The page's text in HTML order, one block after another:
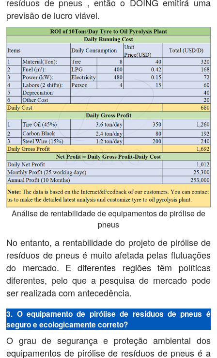
previsão de lucro viável.
Análise de rentabilidade de equipamentos de pirólise de
pneus
No entanto, a rentabilidade do projeto de pirólise de
resíduos de pneus é muito afetada pelas flutuações
do mercado. E diferentes regiões têm políticas
diferentes, pelo que a pesquisa de mercado pode
ser realizada com antecedência.
3. O equipamento de pirólise de resíduos de pneus é
seguro e ecologicamente correto?
O grau de segurança e proteção ambiental dos
equipamentos de pirólise de resíduos de pneus é a